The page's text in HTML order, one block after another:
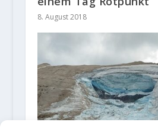
8. August 2018